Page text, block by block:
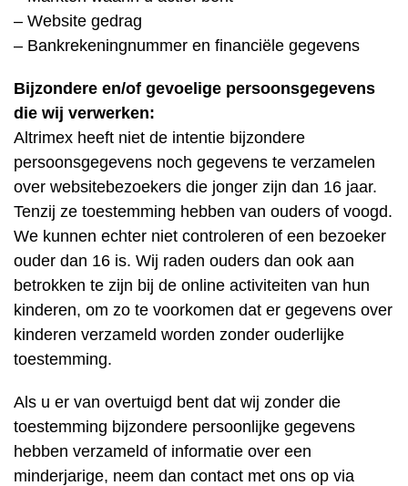
– Website gedrag
– Bankrekeningnummer en financiële gegevens
Bijzondere en/of gevoelige persoonsgegevens
die wij verwerken:
Altrimex heeft niet de intentie bijzondere
persoonsgegevens noch gegevens te verzamelen
over websitebezoekers die jonger zijn dan 16 jaar.
Tenzij ze toestemming hebben van ouders of voogd.
We kunnen echter niet controleren of een bezoeker
ouder dan 16 is. Wij raden ouders dan ook aan
betrokken te zijn bij de online activiteiten van hun
kinderen, om zo te voorkomen dat er gegevens over
kinderen verzameld worden zonder ouderlijke
toestemming.
Als u er van overtuigd bent dat wij zonder die
toestemming bijzondere persoonlijke gegevens
hebben verzameld of informatie over een
minderjarige, neem dan contact met ons op via